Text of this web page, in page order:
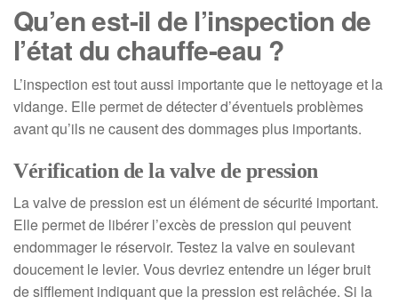
Qu’en est-il de l’inspection de
l’état du chauffe-eau ?
L’inspection est tout aussi importante que le nettoyage et la
vidange. Elle permet de détecter d’éventuels problèmes
avant qu’ils ne causent des dommages plus importants.
Vérification de la valve de pression
La valve de pression est un élément de sécurité important.
Elle permet de libérer l’excès de pression qui peuvent
endommager le réservoir. Testez la valve en soulevant
doucement le levier. Vous devriez entendre un léger bruit
de sifflement indiquant que la pression est relâchée. Si la